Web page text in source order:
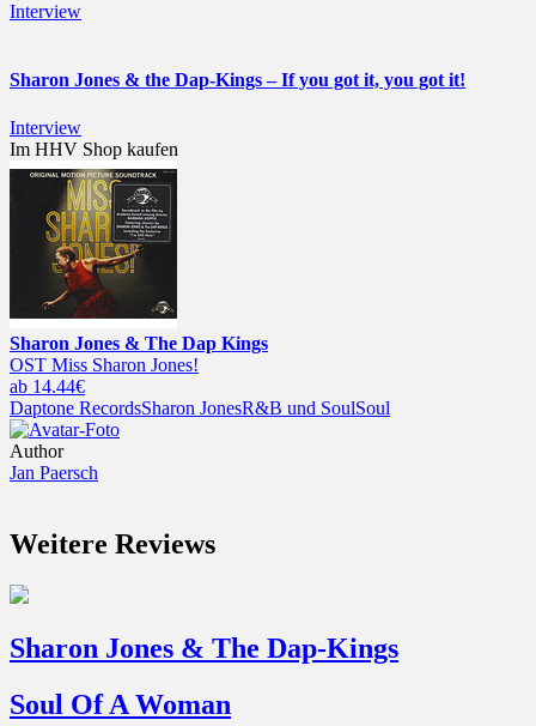
Interview
Sharon Jones & the Dap-Kings – If you got it, you got it!
Interview
Im HHV Shop kaufen
Sharon Jones & The Dap Kings
OST Miss Sharon Jones!
ab 14.44€
Daptone RecordsSharon JonesR&B und SoulSoul
Author
Jan Paersch
Weitere Reviews
Sharon Jones & The Dap-Kings
Soul Of A Woman